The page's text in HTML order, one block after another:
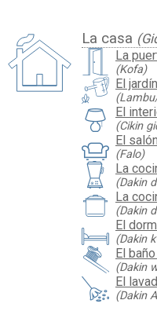
La casa
La
(Kofa)
El jardín
El
(Cikin
El salón
(Falo)
La
(Dakin
La
(Dakin
El
(Dakin
El baño
(Dakin
El
(Dakin